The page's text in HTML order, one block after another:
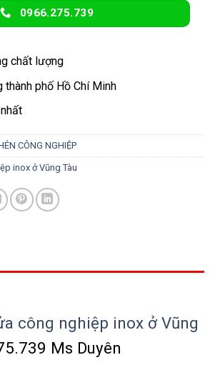
0966.275.739
chất lượng
thành phố Hồ Chí Minh
CÔNG NGHIỆP
inox ở Vũng Tàu
công nghiệp inox ở Vũng
Ms Duyên